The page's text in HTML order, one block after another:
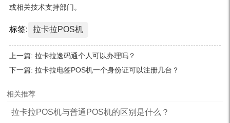
或相关技术支持部门。
标签: 拉卡拉POS机
上一篇: 拉卡拉逸码通个人可以办理吗？
下一篇: 拉卡拉电签POS机一个身份证可以注册几台？
相关推荐
拉卡拉POS机与普通POS机的区别是什么？